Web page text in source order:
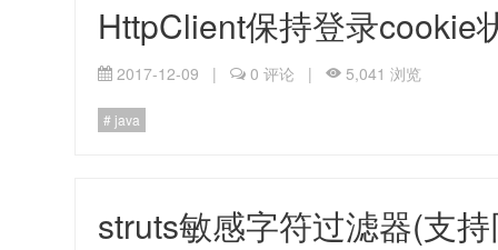
HttpClient保持登录cookie
2017-12-09 | 0 评论 | 5,041 浏览
java
struts敏感字符过滤器(支